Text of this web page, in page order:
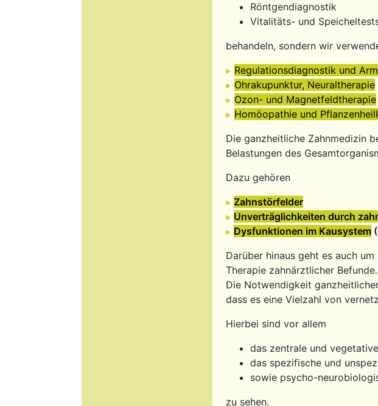
Röntgendiagnostik
Vitalitäts- und
behandeln, sondern wir
Regulationsdiagnostik und
Ohrakupunktur, Neuraltherapie
Ozon- und Magnetfeldtherapie
Homöopathie und
Die ganzheitliche Zahnmedizin
Belastungen des
Dazu gehören
Zahnstörfelder
Unverträglichkeiten durch
Dysfunktionen im Kausystem
Darüber hinaus geht es auch
Therapie zahnärztlicher Befunde.
Die Notwendigkeit
dass es eine Vielzahl von
Hierbei sind vor allem
das zentrale und
das spezifische und
sowie psycho-
zu sehen.